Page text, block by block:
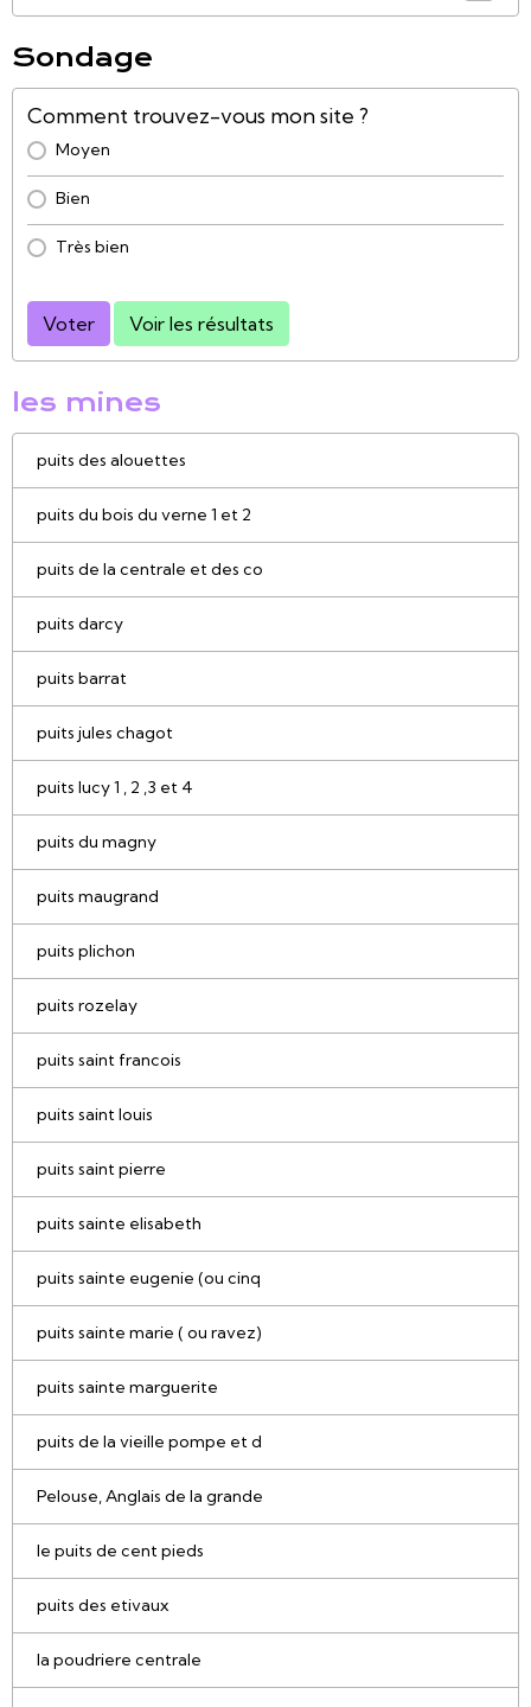
Sondage
Comment trouvez-vous mon site ?
Moyen
Bien
Très bien
Voter Voir les résultats
les mines
puits des alouettes
puits du bois du verne 1 et 2
puits de la centrale et des co
puits darcy
puits barrat
puits jules chagot
puits lucy 1 , 2 ,3 et 4
puits du magny
puits maugrand
puits plichon
puits rozelay
puits saint francois
puits saint louis
puits saint pierre
puits sainte elisabeth
puits sainte eugenie (ou cinq
puits sainte marie ( ou ravez)
puits sainte marguerite
puits de la vieille pompe et d
Pelouse, Anglais de la grande
le puits de cent pieds
puits des etivaux
la poudriere centrale